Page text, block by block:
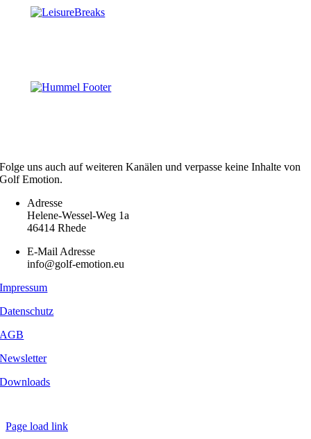
Folge uns auch auf weiteren Kanälen und verpasse keine Inhalte von
Golf Emotion.
Adresse
Helene-Wessel-Weg 1a
46414 Rhede
E-Mail Adresse
info@golf-emotion.eu
Impressum
Datenschutz
AGB
Newsletter
Downloads
Page load link